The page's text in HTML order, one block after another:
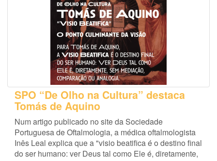
SPO “De Olho na Cultura” destaca
Tomás de Aquino
Num artigo publicado no site da Sociedade
Portuguesa de Oftalmologia, a médica oftalmologista
Inês Leal explica que a "visio beatifica é o destino final
do ser humano: ver Deus tal como Ele é, diretamente,